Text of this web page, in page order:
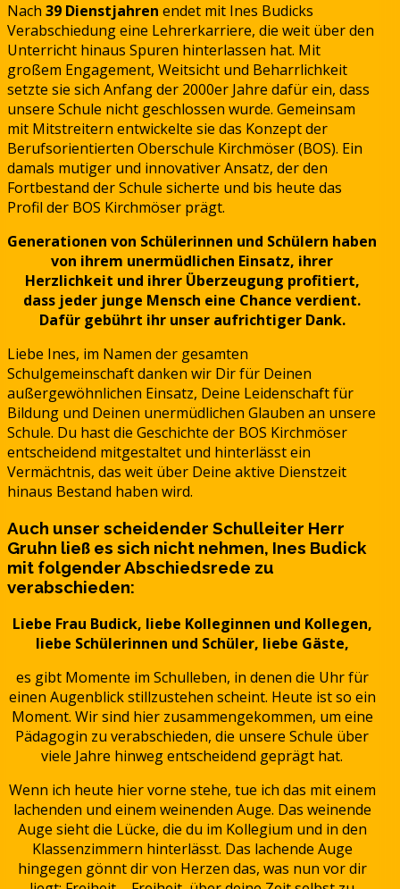
Nach 39 Dienstjahren endet mit Ines Budicks
Verabschiedung eine Lehrerkarriere, die weit über den
Unterricht hinaus Spuren hinterlassen hat. Mit
großem Engagement, Weitsicht und Beharrlichkeit
setzte sie sich Anfang der 2000er Jahre dafür ein, dass
unsere Schule nicht geschlossen wurde. Gemeinsam
mit Mitstreitern entwickelte sie das Konzept der
Berufsorientierten Oberschule Kirchmöser (BOS). Ein
damals mutiger und innovativer Ansatz, der den
Fortbestand der Schule sicherte und bis heute das
Profil der BOS Kirchmöser prägt.
Generationen von Schülerinnen und Schülern haben
von ihrem unermüdlichen Einsatz, ihrer
Herzlichkeit und ihrer Überzeugung profitiert,
dass jeder junge Mensch eine Chance verdient.
Dafür gebührt ihr unser aufrichtiger Dank.
Liebe Ines, im Namen der gesamten
Schulgemeinschaft danken wir Dir für Deinen
außergewöhnlichen Einsatz, Deine Leidenschaft für
Bildung und Deinen unermüdlichen Glauben an unsere
Schule. Du hast die Geschichte der BOS Kirchmöser
entscheidend mitgestaltet und hinterlässt ein
Vermächtnis, das weit über Deine aktive Dienstzeit
hinaus Bestand haben wird.
Auch unser scheidender Schulleiter Herr
Gruhn ließ es sich nicht nehmen, Ines Budick
mit folgender Abschiedsrede zu
verabschieden:
Liebe Frau Budick, liebe Kolleginnen und Kollegen,
liebe Schülerinnen und Schüler, liebe Gäste,
es gibt Momente im Schulleben, in denen die Uhr für
einen Augenblick stillzustehen scheint. Heute ist so ein
Moment. Wir sind hier zusammengekommen, um eine
Pädagogin zu verabschieden, die unsere Schule über
viele Jahre hinweg entscheidend geprägt hat.
Wenn ich heute hier vorne stehe, tue ich das mit einem
lachenden und einem weinenden Auge. Das weinende
Auge sieht die Lücke, die du im Kollegium und in den
Klassenzimmern hinterlässt. Das lachende Auge
hingegen gönnt dir von Herzen das, was nun vor dir